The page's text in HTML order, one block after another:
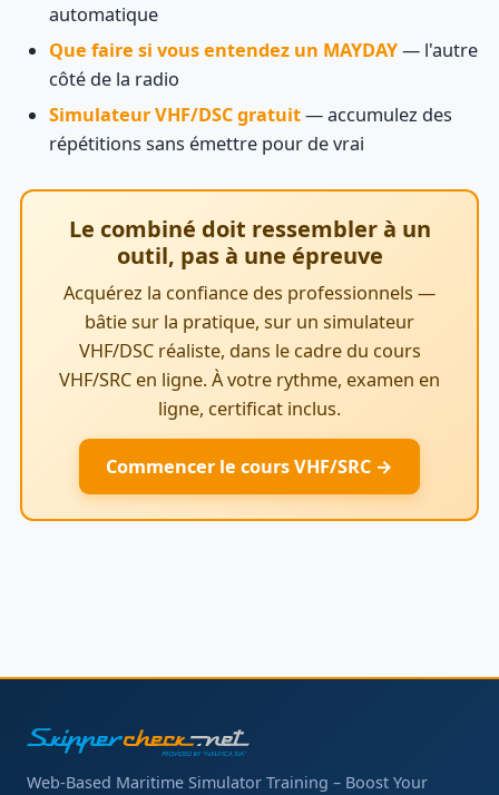
automatique
Que faire si vous entendez un MAYDAY— l'autre
côté de la radio
Simulateur VHF/DSC gratuit— accumulez des
répétitions sans émettre pour de vrai
Le combiné doit ressembler à un
outil, pas à une épreuve
Acquérez la confiance des professionnels —
bâtie sur la pratique, sur un simulateur
VHF/DSC réaliste, dans le cadre du cours
VHF/SRC en ligne. À votre rythme, examen en
ligne, certificat inclus.
Commencer le cours VHF/SRC →
Web-Based Maritime Simulator Training – Boost Your